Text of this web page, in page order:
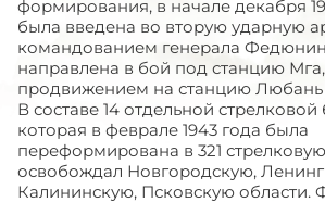
формирования, в начале декабря
была введена во вторую ударную
командованием генерала
направлена в бой под станцию
продвижением на станцию
В составе 14 отдельной стрелковой
которая в феврале 1943 года была
переформирована в 321
освобождал Новгородскую,
Калининскую, Псковскую области.